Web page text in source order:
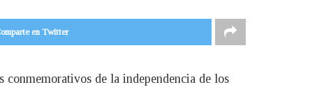
en Twitter
de la independencia de los